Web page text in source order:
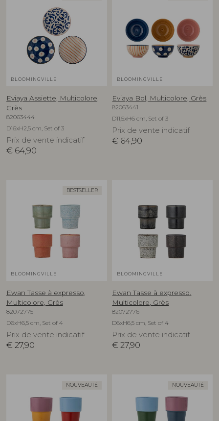
BLOOMINGVILLE
Eviaya Assiette, Multicolore,
Grès
82063444
D16xH2,5 cm, Set of 3
Prix de vente indicatif
€ 64,90
BLOOMINGVILLE
Eviaya Bol, Multicolore, Grès
82063441
D11,5xH6 cm, Set of 3
Prix de vente indicatif
€ 64,90
BESTSELLER
BLOOMINGVILLE
Ewan Tasse à expresso,
Multicolore, Grès
82072775
D6xH6,5 cm, Set of 4
Prix de vente indicatif
€ 27,90
BLOOMINGVILLE
Ewan Tasse à expresso,
Multicolore, Grès
82072776
D6xH6,5 cm, Set of 4
Prix de vente indicatif
€ 27,90
NOUVEAUTÉ NOUVEAUTÉ